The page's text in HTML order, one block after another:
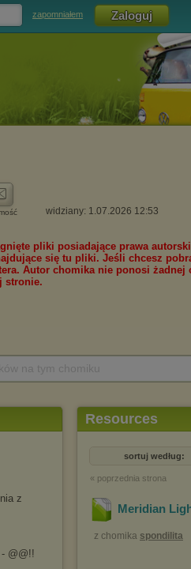
zapomniałem
widziany: 1.07.2026 12:53
z
@@!!
Resources
sortuj według:
« poprzednia strona
Meridian
z chomika spondilita